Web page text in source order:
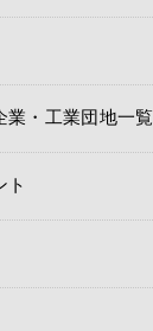
業・工業団地一覧
ト